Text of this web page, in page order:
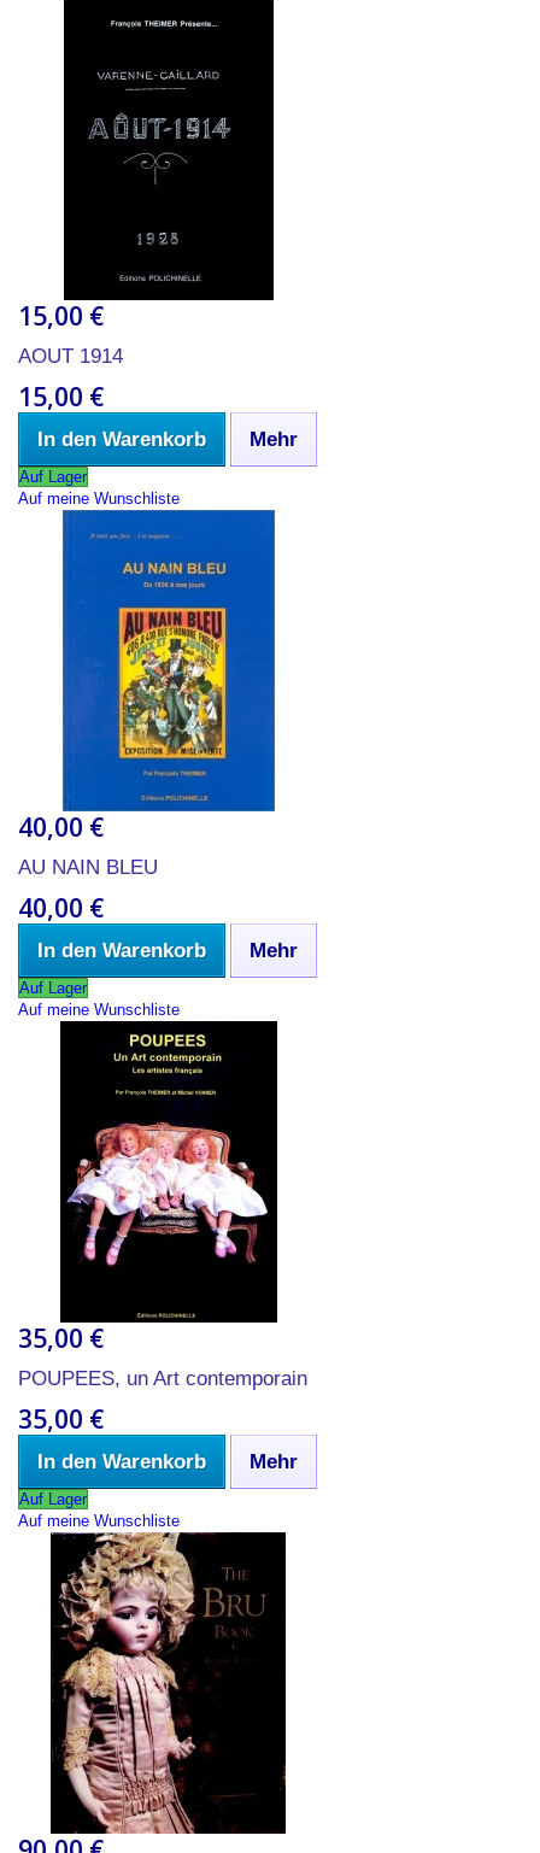
15,00 €
AOUT 1914
15,00 €
In den Warenkorb Mehr
Auf Lager
Auf meine Wunschliste
40,00 €
AU NAIN BLEU
40,00 €
In den Warenkorb Mehr
Auf Lager
Auf meine Wunschliste
35,00 €
POUPEES, un Art contemporain
35,00 €
In den Warenkorb Mehr
Auf Lager
Auf meine Wunschliste